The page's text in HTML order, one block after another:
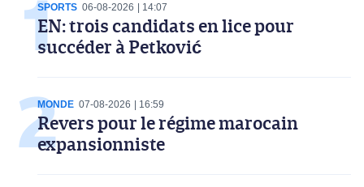
SPORTS 06-08-2026 14:07
EN: trois candidats en lice pour
succéder à Petković
MONDE 07-08-2026 16:59
Revers pour le régime marocain
expansionniste